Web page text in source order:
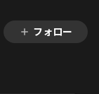
フォロー